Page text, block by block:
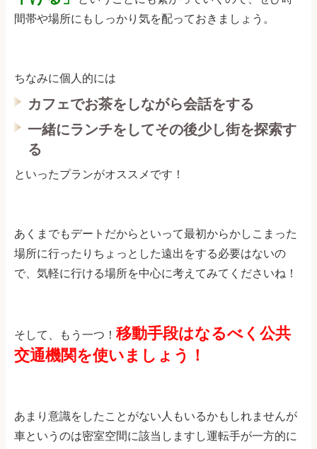
間帯や場所にもしっかり気を配っておきましょう。
ちなみに個人的には
カフェでお茶をしながら会話をする
一緒にランチをしてその後少し街を探索す
る
といったプランがオススメです！
あくまでもデートだからといって最初からかしこまった
場所に行ったりちょっとした遠出をする必要はないの
で、気軽に行ける場所を中心に考えてみてくださいね！
そして、もう一つ！ 移動手段はなるべく公共
交通機関を使いましょう！
あまり意識をしたことがない人もいるかもしれませんが
車というのは密室空間に該当しますし運転手が一方的に